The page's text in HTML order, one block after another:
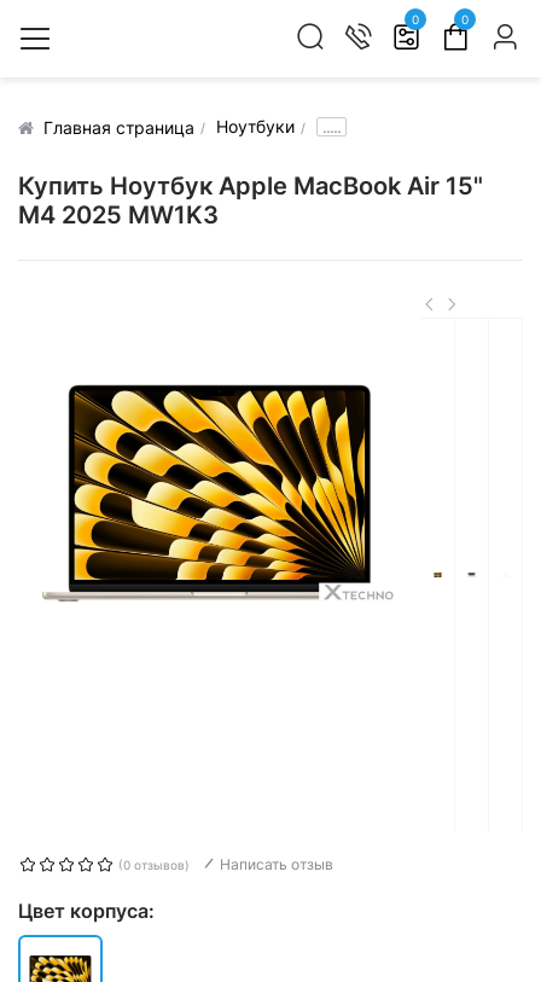
0 0
Главная страница Ноутбуки .....
Купить Ноутбук Apple MacBook Air 15"
M4 2025 MW1K3
(0 отзывов) Написать отзыв
Цвет корпуса: